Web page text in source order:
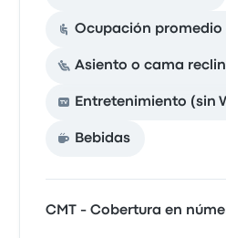
Ocupación promedio
Asiento o cama
Entretenimiento (sin
Bebidas
CMT - Cobertura en